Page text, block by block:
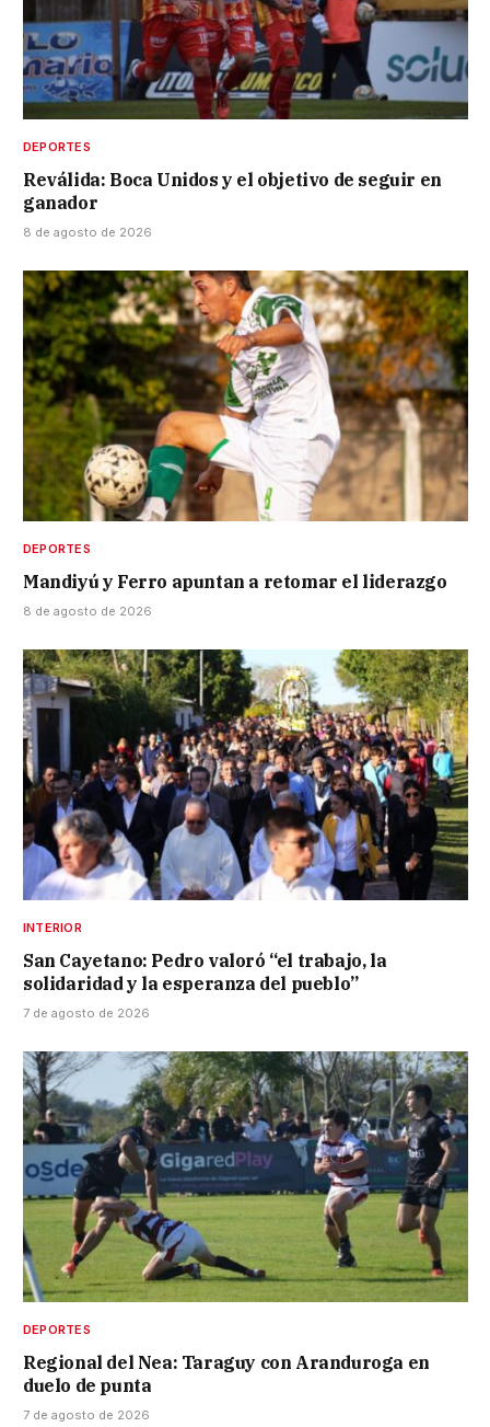
DEPORTES
Reválida: Boca Unidos y el objetivo de seguir en
ganador
8 de agosto de 2026
DEPORTES
Mandiyú y Ferro apuntan a retomar el liderazgo
8 de agosto de 2026
INTERIOR
San Cayetano: Pedro valoró “el trabajo, la
solidaridad y la esperanza del pueblo”
7 de agosto de 2026
DEPORTES
Regional del Nea: Taraguy con Aranduroga en
duelo de punta
7 de agosto de 2026